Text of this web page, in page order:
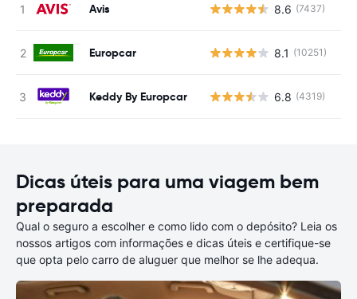
Avis 8.6 (7437)
Europcar 8.1 (10251)
Keddy By Europcar 6.8 (4319)
Dicas úteis para uma viagem bem
preparada
Qual o seguro a escolher e como lido com o depósito? Leia os
nossos artigos com informações e dicas úteis e certifique-se
que opta pelo carro de aluguer que melhor se lhe adequa.